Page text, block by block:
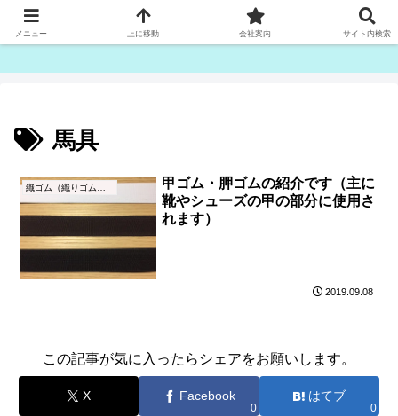
ゴム紐・平ゴム製造販売は津田産業直販部です
馬具
甲ゴム・胛ゴムの紹介です（主に
靴やシューズの甲の部分に使用さ
れます）
2019.09.08
この記事が気に入ったらシェアをお願いします。
X Facebook
0
はてブ
0
メニュー 上に移動 会社案内 サイト内検索